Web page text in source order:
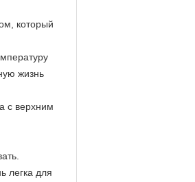
который
жизнь
с верхним
легка для